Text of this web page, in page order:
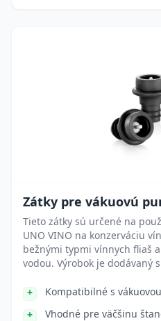
Zátky pre vákuovú
Tieto zátky sú určené na
UNO VINO na konzerváciu
bežnými typmi vínnych fliaš
vodou. Výrobok je dodávaný
Kompatibilné s
Vhodné pre väčšinu